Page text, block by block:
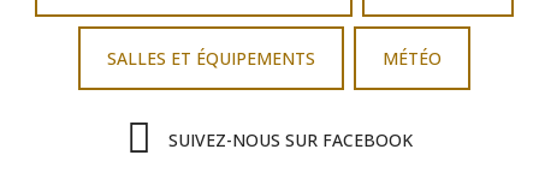
SALLES ET ÉQUIPEMENTS MÉTÉO
SUIVEZ-NOUS SUR FACEBOOK